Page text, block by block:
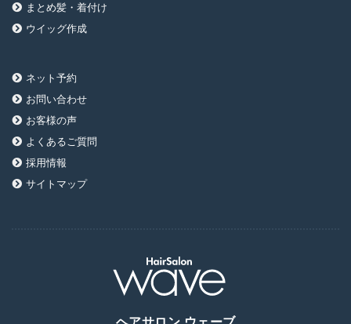
まとめ髪・着付け
ウイッグ作成
ネット予約
お問い合わせ
お客様の声
よくあるご質問
採用情報
サイトマップ